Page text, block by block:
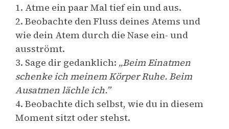
1. Atme ein paar Mal tief ein und aus.
2. Beobachte den Fluss deines Atems und
wie dein Atem durch die Nase ein- und
ausströmt.
3. Sage dir gedanklich: „Beim Einatmen
schenke ich meinem Körper Ruhe. Beim
Ausatmen lächle ich.”
4. Beobachte dich selbst, wie du in diesem
Moment sitzt oder stehst.